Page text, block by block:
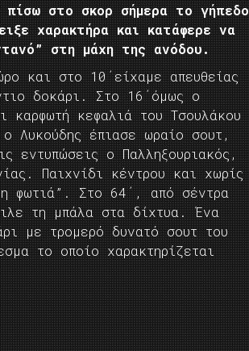
στο σκορ σήμερα το γήπεδο
χαρακτήρα και κατάφερε να
στη μάχη της ανόδου.
και στο 10΄είχαμε απευθείας
δοκάρι. Στο 16΄όμως ο
καρφωτή κεφαλιά του Τσουλάκου
Λυκούδης έπιασε ωραίο σουτ,
εντυπώσεις ο Παλληξουριακός,
Παιχνίδι κέντρου και χωρίς
φωτιά”. Στο 64΄, από σέντρα
τη μπάλα στα δίχτυα. Ένα
με τρομερό δυνατό σουτ του
το οποίο χαρακτηρίζεται